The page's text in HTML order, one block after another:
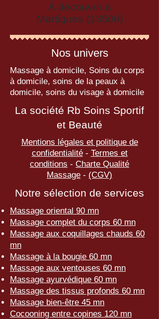
À découvrir à
Martigues (13500)
Nos univers
Massage à domicile, Soins du corps
à domicile, soins de la peaux à
domicile, soins du visage à domicile
La société Rb Soins Sportif
et Beauté
Mentions légales et politique de
confidentialité- Termes et
conditions - Charte Qualité
Massage - (CGV)
Notre sélection de services
Massage oriental 90 mn
Massage complet du corps 60 mn
Massage aux coquillages chauds 60
mn
Massage à la bougie 60 mn
Massage aux ventouses 60 mn
Massage ayurvédique 60 mn
Massage des tissus profonds 60 mn
Massage bien-être 45 mn
Cocooning entre copines 120 mn